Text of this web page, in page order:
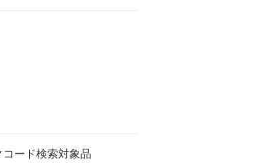
コード検索対象品